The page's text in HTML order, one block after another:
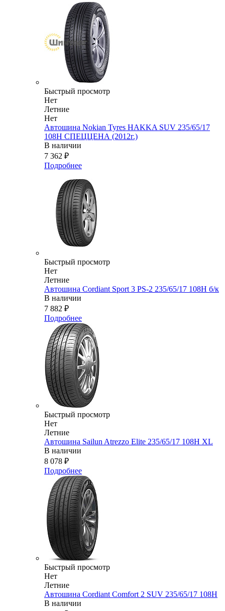
Быстрый просмотр
Нет
Летние
Нет
Автошина Nokian Tyres HAKKA SUV 235/65/17
108H СПЕЦЦЕНА (2012г.)
В наличии
7 362 ₽
Подробнее
Быстрый просмотр
Нет
Летние
Автошина Cordiant Sport 3 PS-2 235/65/17 108Н б/к
В наличии
7 882 ₽
Подробнее
Быстрый просмотр
Нет
Летние
Автошина Sailun Atrezzo Elite 235/65/17 108H XL
В наличии
8 078 ₽
Подробнее
Быстрый просмотр
Нет
Летние
Автошина Cordiant Comfort 2 SUV 235/65/17 108H
В наличии